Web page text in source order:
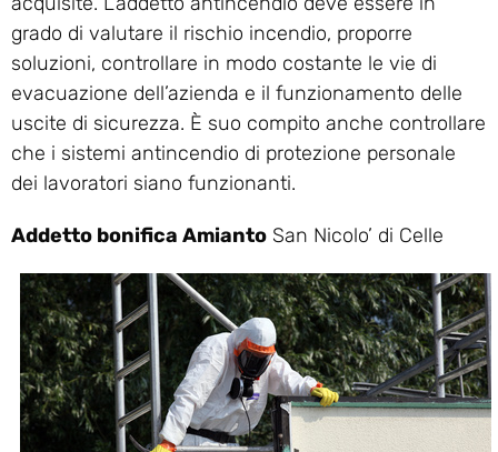
grado di valutare il rischio incendio, proporre
soluzioni, controllare in modo costante le vie di
evacuazione dell’azienda e il funzionamento delle
uscite di sicurezza. È suo compito anche controllare
che i sistemi antincendio di protezione personale
dei lavoratori siano funzionanti.
Addetto bonifica Amianto San Nicolo’ di Celle